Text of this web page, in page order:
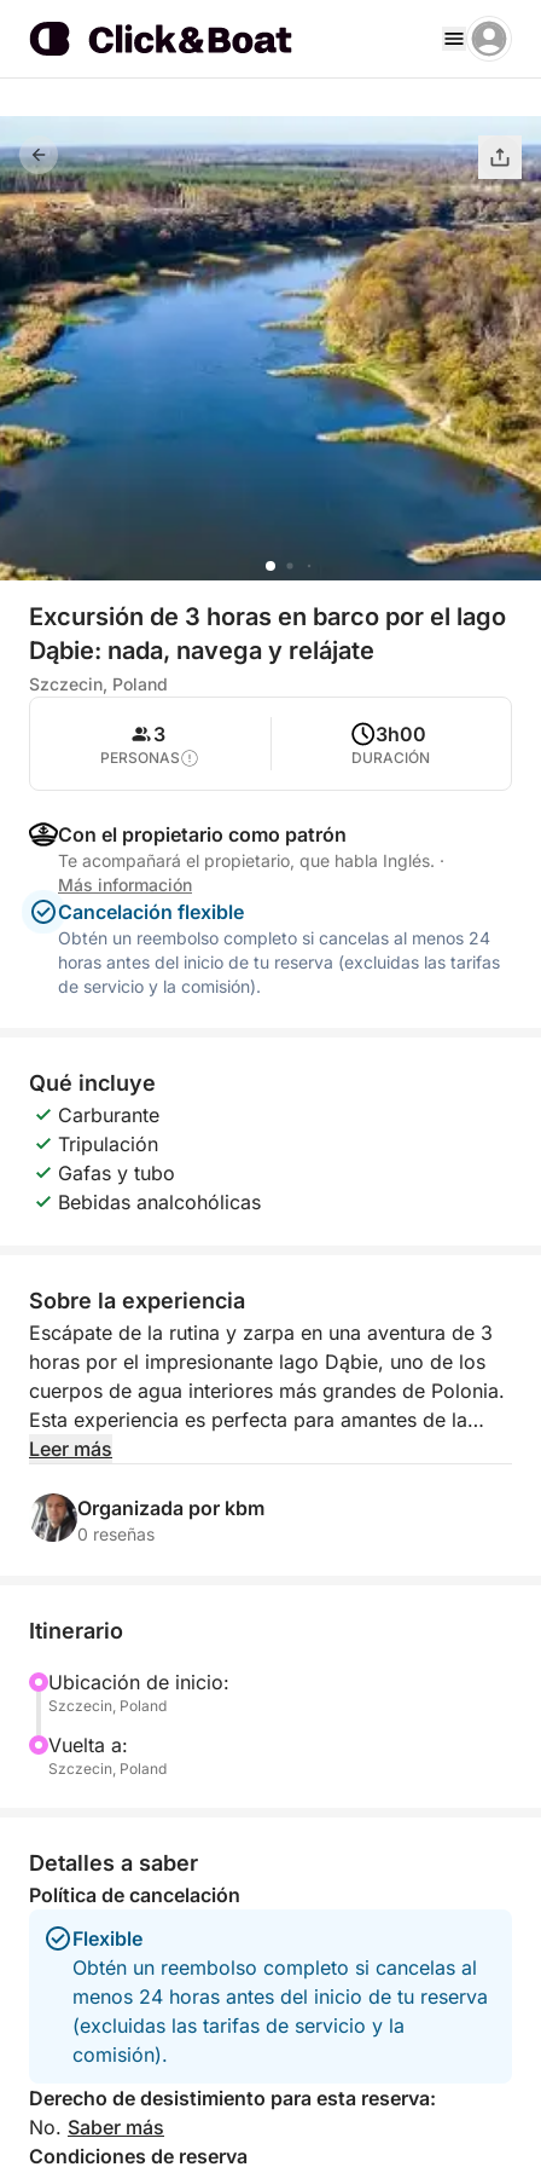
Excursión de 3 horas en barco por el lago
Dąbie: nada, navega y relájate
Szczecin, Poland
3
PERSONAS
3h00
DURACIÓN
Con el propietario como patrón
Te acompañará el propietario, que habla Inglés. ·
Más información
Cancelación flexible
Obtén un reembolso completo si cancelas al menos 24
horas antes del inicio de tu reserva (excluidas las tarifas
de servicio y la comisión).
Qué incluye
Carburante
Tripulación
Gafas y tubo
Bebidas analcohólicas
Sobre la experiencia
Escápate de la rutina y zarpa en una aventura de 3
horas por el impresionante lago Dąbie, uno de los
cuerpos de agua interiores más grandes de Polonia.
Esta experiencia es perfecta para amantes de la
naturaleza, amigos o familias que buscan relajarse,
desde una perspectiva diferente.
Con solo el viento y las olas a tu alrededor, la
navegamos, descubrirás bahías tranquilas y
horizontes abiertos: el entorno perfecto para
desconectar y disfrutar del momento.
lago. Para los más aventureros, se proporciona
equipo de snorkel para que puedas explorar bajo la
lago.
A bordo, relájate y disfruta de una selección de
refrescos mientras disfrutas del sol, la brisa y las
hermosas vistas. El barco ofrece comodidad y
seguridad, garantizando una experiencia relajada en
todo momento.
Leer más
Organizada por kbm
0 reseñas
Itinerario
Ubicación de inicio:
Szczecin, Poland
Vuelta a:
Szczecin, Poland
Detalles a saber
Política de cancelación
Flexible
Obtén un reembolso completo si cancelas al
menos 24 horas antes del inicio de tu reserva
(excluidas las tarifas de servicio y la
comisión).
Derecho de desistimiento para esta reserva:
No. Saber más
Condiciones de reserva